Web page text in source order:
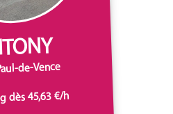
de-Vence
dès 45,63 €/h